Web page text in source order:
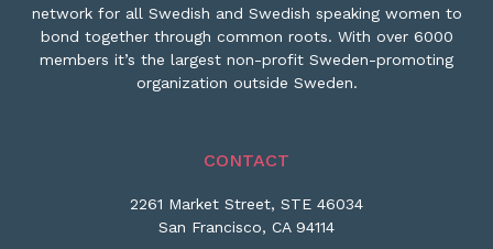
network for all Swedish and Swedish speaking women to
bond together through common roots. With over 6000
members it’s the largest non-profit Sweden-promoting
organization outside Sweden.
CONTACT
2261 Market Street, STE 46034
San Francisco, CA 94114